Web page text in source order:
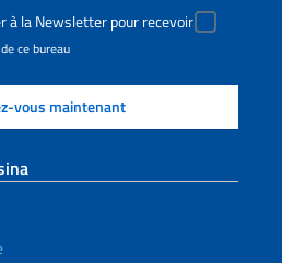
à la Newsletter pour recevoir
ce bureau